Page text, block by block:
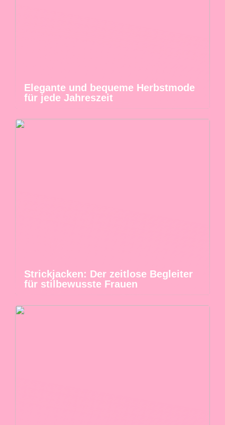
Elegante und bequeme Herbstmode
für jede Jahreszeit
Strickjacken: Der zeitlose Begleiter
für stilbewusste Frauen